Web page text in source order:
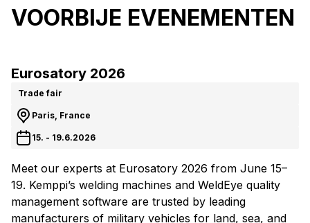
VOORBIJE EVENEMENTEN
Eurosatory 2026
Trade fair
Paris, France
15. - 19.6.2026
Meet our experts at Eurosatory 2026 from June 15–
19. Kemppi’s welding machines and WeldEye quality
management software are trusted by leading
manufacturers of military vehicles for land, sea, and